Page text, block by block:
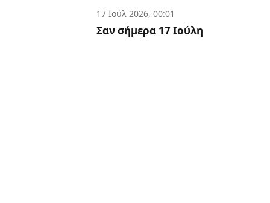
17 Ιούλ 2026, 00:01
Σαν σήμερα 17 Ιούλη